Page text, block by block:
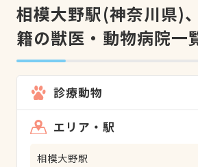
相模大野駅(神奈川県)
籍の獣医・動物病院一
診療動物
エリア・駅
相模大野駅